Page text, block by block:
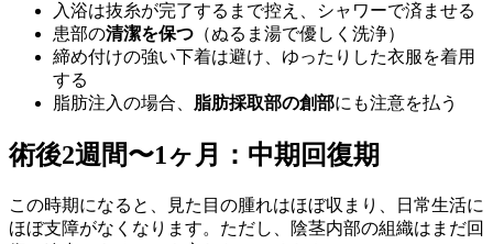
入浴は抜糸が完了するまで控え、シャワーで済ませる
患部の清潔を保つ （ぬるま湯で優しく洗浄）
締め付けの強い下着は避け、ゆったりした衣服を着用
する
脂肪注入の場合、 脂肪採取部の創部にも注意を払う
術後2週間〜1ヶ月：中期回復期
この時期になると、見た目の腫れはほぼ収まり、日常生活に
ほぼ支障がなくなります。ただし、陰茎内部の組織はまだ回